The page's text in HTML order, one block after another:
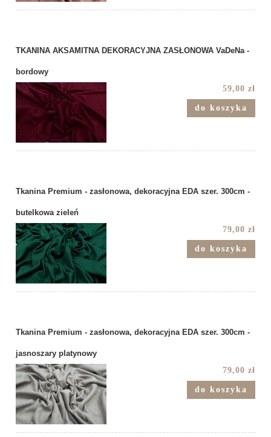
TKANINA AKSAMITNA DEKORACYJNA ZASŁONOWA VaDeNa -
bordowy
59,00 zł
do koszyka
Tkanina Premium - zasłonowa, dekoracyjna EDA szer. 300cm -
butelkowa zieleń
79,00 zł
do koszyka
Tkanina Premium - zasłonowa, dekoracyjna EDA szer. 300cm -
jasnoszary platynowy
79,00 zł
do koszyka